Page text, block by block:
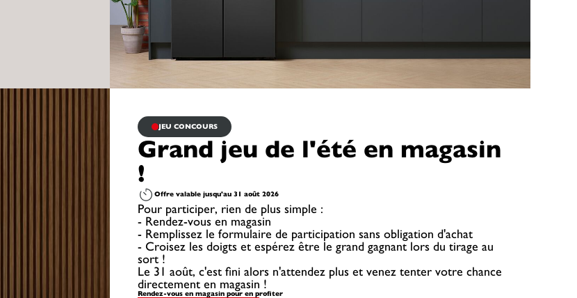
JEU CONCOURS
Grand jeu de l'été en magasin
!
Offre valable jusqu'au 31 août 2026
Pour participer, rien de plus simple :
- Rendez-vous en magasin
- Remplissez le formulaire de participation sans obligation d'achat
- Croisez les doigts et espérez être le grand gagnant lors du tirage au
sort !
Le 31 août, c'est fini alors n'attendez plus et venez tenter votre chance
directement en magasin !
Rendez-vous en magasin pour en profiter